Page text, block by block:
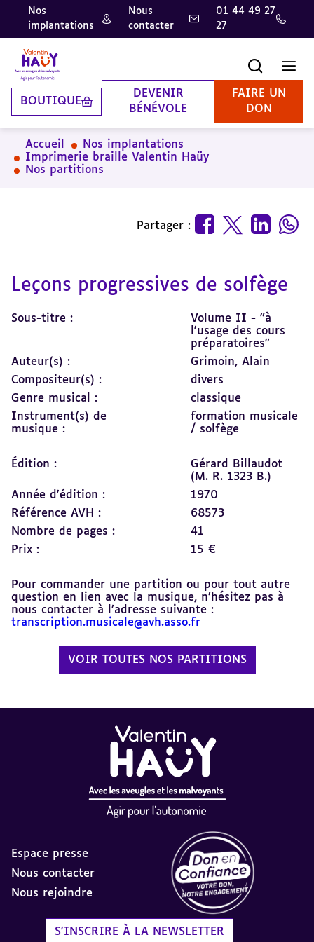
Aller
contenu
principal
Aller
pied
de
page
Aller
la
recherche
Nos
implantations
Nous
contacter
01 44 49 27
27
BOUTIQUE
DEVENIR
BÉNÉVOLE
FAIRE UN
DON
Accueil
Nos implantations
Imprimerie braille Valentin Haüy
Nos partitions
Partager :
Leçons progressives de solfège
Sous-titre :
Volume II - "à
l'usage des cours
préparatoires"
Auteur(s) :
Grimoin, Alain
Compositeur(s) :
divers
Genre musical :
classique
Instrument(s) de
musique :
formation musicale
/ solfège
Édition :
Gérard Billaudot
(M. R. 1323 B.)
Année d'édition :
1970
Référence AVH :
68573
Nombre de pages :
41
Prix :
15 €
Pour commander une partition ou pour tout autre
question en lien avec la musique, n’hésitez pas à
nous contacter à l’adresse suivante :
transcription.musicale@avh.asso.fr
VOIR TOUTES NOS PARTITIONS
Espace presse
Nous contacter
Nous rejoindre
S'INSCRIRE À LA NEWSLETTER